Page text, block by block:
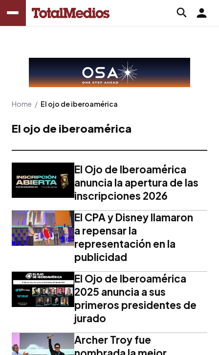
Home / El ojo de iberoamérica
El ojo de iberoamérica
El Ojo de Iberoamérica
anuncia la apertura de las
inscripciones 2026
El CPA y Disney llamaron
a repensar la
representación en la
publicidad
El Ojo de Iberoamérica
2025 anuncia a sus
primeros presidentes de
jurado
Archer Troy fue